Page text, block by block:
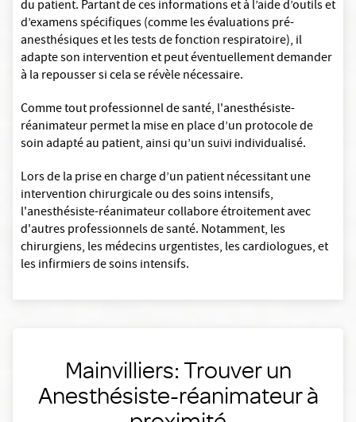
du patient. Partant de ces informations et à l’aide d’outils et
d’examens spécifiques (comme les évaluations pré-
anesthésiques et les tests de fonction respiratoire), il
adapte son intervention et peut éventuellement demander
à la repousser si cela se révèle nécessaire.
Comme tout professionnel de santé, l'anesthésiste-
réanimateur permet la mise en place d’un protocole de
soin adapté au patient, ainsi qu’un suivi individualisé.
Lors de la prise en charge d’un patient nécessitant une
intervention chirurgicale ou des soins intensifs,
l'anesthésiste-réanimateur collabore étroitement avec
d'autres professionnels de santé. Notamment, les
chirurgiens, les médecins urgentistes, les cardiologues, et
les infirmiers de soins intensifs.
Mainvilliers: Trouver un
Anesthésiste-réanimateur à